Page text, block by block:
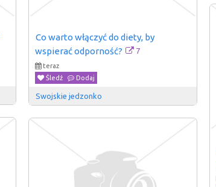
Co warto włączyć do diety, by
wspierać odporność?
7
teraz
Śledź
Dodaj
Swojskie jedzonko